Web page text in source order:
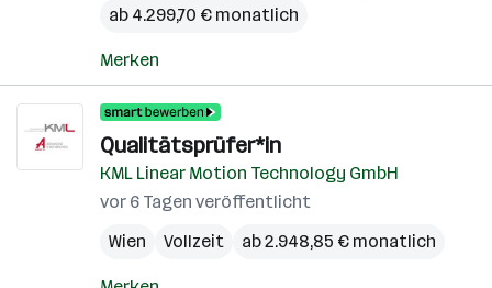
ab 4.299,70 € monatlich
Merken
Qualitätsprüfer*in
KML Linear Motion Technology GmbH
vor 6 Tagen veröffentlicht
Wien
Vollzeit ab 2.948,85 € monatlich